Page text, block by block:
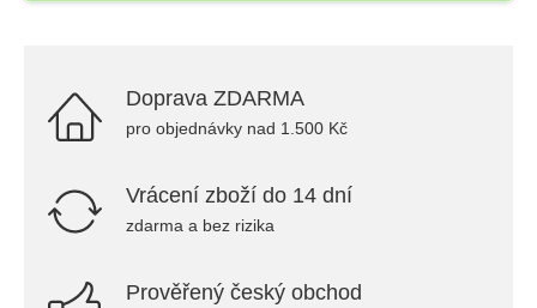
Doprava ZDARMA
pro objednávky nad 1.500 Kč
Vrácení zboží do 14 dní
zdarma a bez rizika
Prověřený český obchod